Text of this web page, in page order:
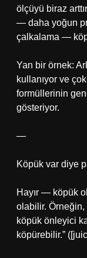
ölçüyü biraz
— daha yoğun
çalkalama —
Yan bir örnek:
kullanıyor ve
formüllerinin
gösteriyor.
—
Köpük var diye
Hayır — köpük
olabilir. Örneğin,
köpük önleyici
köpürebilir.”